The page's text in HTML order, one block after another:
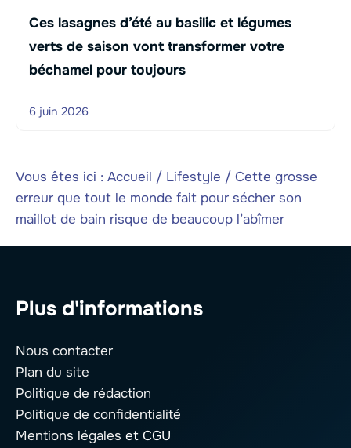
Ces lasagnes d’été au basilic et légumes
verts de saison vont transformer votre
béchamel pour toujours
6 juin 2026
Vous êtes ici : Accueil / Lifestyle / Cette grosse
erreur que tout le monde fait pour sécher son
maillot de bain risque de beaucoup l’abîmer
Plus d'informations
Nous contacter
Plan du site
Politique de rédaction
Politique de confidentialité
Mentions légales et CGU